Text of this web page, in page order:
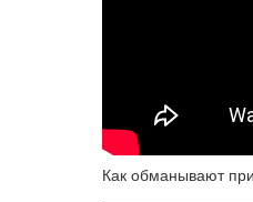
Как обманывают